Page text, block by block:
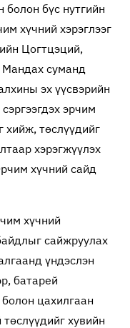
болон бүс нутгийн
хүчний хэрэглээг
Цогтцэций,
Мандах суманд
эх үүсвэрийн
эрчим
хийж, төслүүдийг
хэрэгжүүлэх
хүчний сайд
хүчний
сайжруулах
үндэслэн
батарей
цахилгаан
хувийн